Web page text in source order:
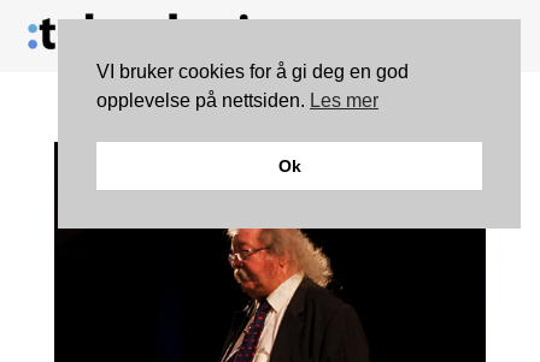
VI bruker cookies for å gi deg en god
opplevelse på nettsiden. Les mer
Ok